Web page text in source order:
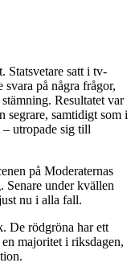
Statsvetare satt i tv-
på några frågor,
Resultatet var
segrare, samtidigt som i
utropade sig till
på Moderaternas
Senare under kvällen
nu i alla fall.
De rödgröna har ett
majoritet i riksdagen,